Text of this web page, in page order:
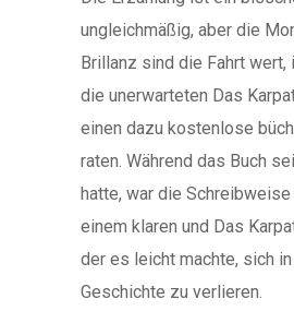
ungleichmäßig, aber die
Brillanz sind die Fahrt wert,
die unerwarteten Das
einen dazu kostenlose
raten. Während das Buch
hatte, war die
einem klaren und Das
der es leicht machte, sich
Geschichte zu verlieren.